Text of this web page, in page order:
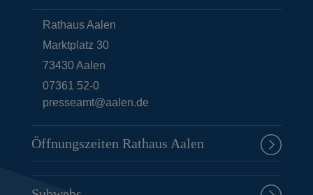
Rathaus Aalen
Marktplatz 30
73430Aalen
07361 52-0
presseamt@aalen.de
Öffnungszeiten Rathaus Aalen